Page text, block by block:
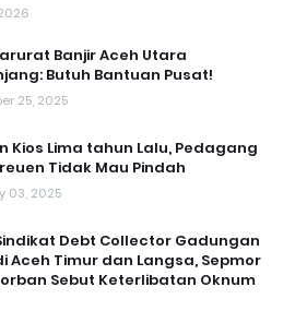
Banjir Aceh Utara
Butuh Bantuan Pusat!
25, 2025
Kios Lima tahun Lalu, Pedagang
Tidak Mau Pindah
03, 2025
Debt Collector Gadungan
Aceh Timur dan Langsa, Sepmor
Sebut Keterlibatan Oknum